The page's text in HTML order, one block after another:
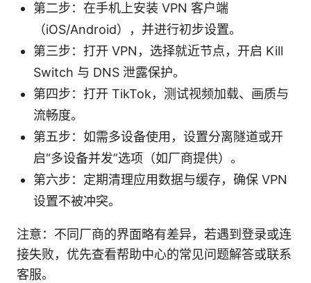
第二步：在手机上安装 VPN 客户端
（iOS/Android），并进行初步设置。
第三步：打开 VPN，选择就近节点，开启 Kill
Switch 与 DNS 泄露保护。
第四步：打开 TikTok，测试视频加载、画质与
流畅度。
第五步：如需多设备使用，设置分离隧道或开
启“多设备并发”选项（如厂商提供）。
第六步：定期清理应用数据与缓存，确保 VPN
设置不被冲突。
注意：不同厂商的界面略有差异，若遇到登录或连
接失败，优先查看帮助中心的常见问题解答或联系
客服。